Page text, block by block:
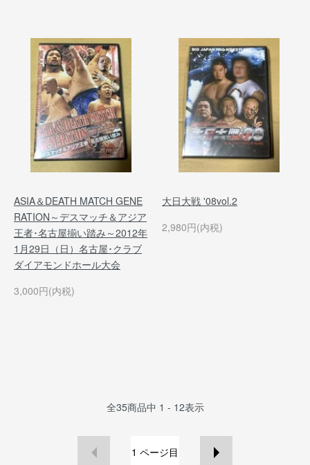
ASIA＆DEATH MATCH GENE
RATION～デスマッチ＆アジア
王者･名古屋揃い踏み～2012年
1月29日（日）名古屋･クラブ
ダイアモンドホール大会
3,000円(内税)
大日大戦 '08vol.2
2,980円(内税)
全35商品中 1 - 12表示
1 ページ目